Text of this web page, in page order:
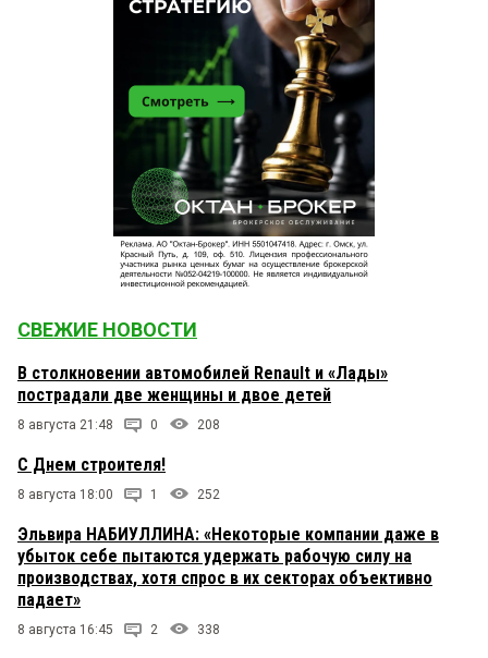
СВЕЖИЕ НОВОСТИ
В столкновении автомобилей Renault и «Лады»
пострадали две женщины и двое детей
8 августа 21:48 0 208
С Днем строителя!
8 августа 18:00 1 252
Эльвира НАБИУЛЛИНА: «Некоторые компании даже в
убыток себе пытаются удержать рабочую силу на
производствах, хотя спрос в их секторах объективно
падает»
8 августа 16:45 2 338